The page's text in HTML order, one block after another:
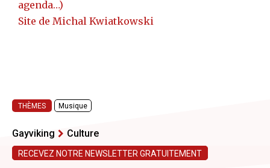
agenda…)
Site de Michal Kwiatkowski
THÈMES Musique
Gayviking Culture
RECEVEZ NOTRE NEWSLETTER GRATUITEMENT